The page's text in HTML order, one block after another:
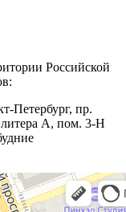
Российской
Петербург, пр.
А, пом. 3-Н